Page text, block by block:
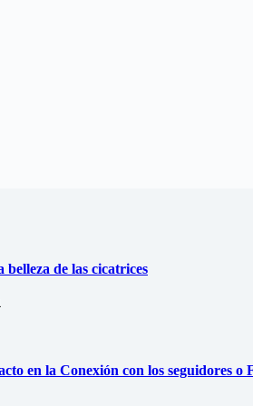
de las cicatrices
en la Conexión con los seguidores o